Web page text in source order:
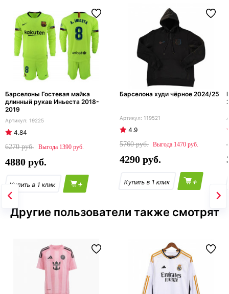
Барселоны Гостевая майка
длинный рукав Иньеста 2018-
2019
19225
4.84
6270
1390
4880
+
Барселона худи чёрное 2024/25
119521
4.9
5760
1470
4290
+
Другие пользователи также смотрят